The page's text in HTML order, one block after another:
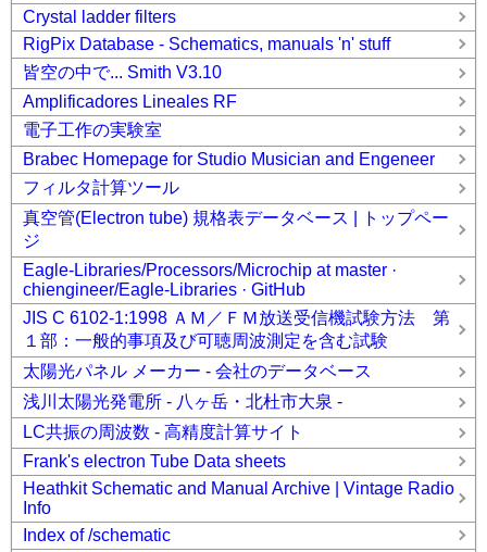
Crystal ladder filters
RigPix Database - Schematics, manuals 'n' stuff
皆空の中で... Smith V3.10
Amplificadores Lineales RF
電子工作の実験室
Brabec Homepage for Studio Musician and Engeneer
フィルタ計算ツール
真空管(Electron tube) 規格表データベース | トップペー
ジ
Eagle-Libraries/Processors/Microchip at master ·
chiengineer/Eagle-Libraries · GitHub
JIS C 6102-1:1998 ＡＭ／ＦＭ放送受信機試験方法 第
１部：一般的事項及び可聴周波測定を含む試験
太陽光パネル メーカー - 会社のデータベース
浅川太陽光発電所 - 八ヶ岳・北杜市大泉 -
LC共振の周波数 - 高精度計算サイト
Frank's electron Tube Data sheets
Heathkit Schematic and Manual Archive | Vintage Radio
Info
Index of /schematic